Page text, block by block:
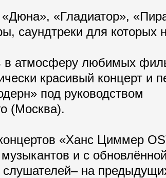
«Гладиатор»,
саундтреки для
в атмосферу любимых
красивый концерт и
под руководством
(Москва).
«Ханс Циммер
и с
на